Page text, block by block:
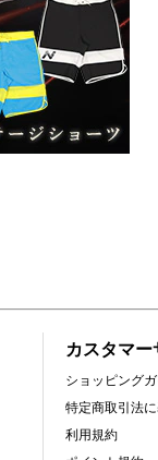
カスタマー
ショッピング
特定商取引法
利用規約